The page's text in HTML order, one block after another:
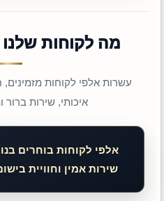
מה לקוחות שלנו
עשרות אלפי לקוחות מזמינים,
איכותי, שירות
אלפי לקוחות בוחרים
שירות אמין וחוויית